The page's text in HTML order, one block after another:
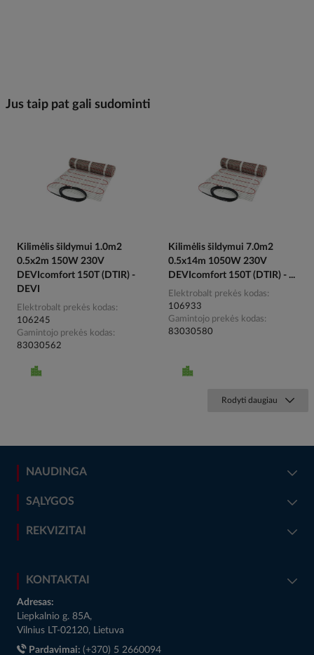
Jus taip pat gali sudominti
Kilimėlis šildymui 1.0m2
0.5x2m 150W 230V
DEVIcomfort 150T (DTIR) -
DEVI
Elektrobalt prekės kodas
106245
Gamintojo prekės kodas
83030562
Kilimėlis šildymui 7.0m2
0.5x14m 1050W 230V
DEVIcomfort 150T (DTIR) - ...
Elektrobalt prekės kodas
106933
Gamintojo prekės kodas
83030580
Rodyti daugiau
NAUDINGA
SĄLYGOS
REKVIZITAI
KONTAKTAI
Adresas:
Liepkalnio g. 85A,
Vilnius LT-02120, Lietuva
Pardavimai: (+370) 5 2660094